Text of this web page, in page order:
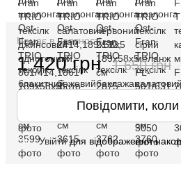
Немає в наявності
1 420 грн 1 650 грн
Повідомити, коли
% Увійтидля відображення